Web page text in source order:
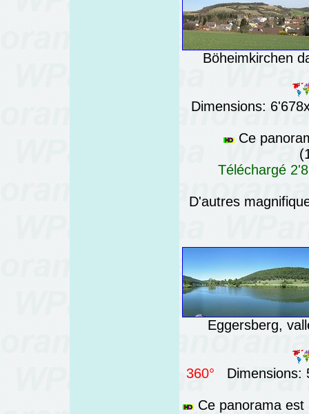
Böheimkirchen
Dimensions:
Ce
Téléchargé
D'autres
Eggersberg,
360° Dimensions:
Ce panorama est